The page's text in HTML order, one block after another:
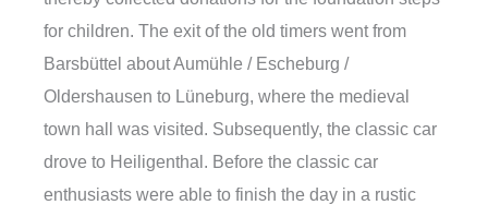
for children. The exit of the old timers went from
Barsbüttel about Aumühle / Escheburg /
Oldershausen to Lüneburg, where the medieval
town hall was visited. Subsequently, the classic car
drove to Heiligenthal. Before the classic car
enthusiasts were able to finish the day in a rustic